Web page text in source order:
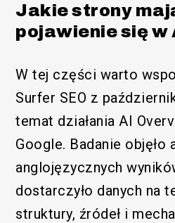
Jakie strony
pojawienie się w
W tej części warto
Surfer SEO z
temat działania AI
Google. Badanie objęło
anglojęzycznych
dostarczyło danych na
struktury, źródeł i